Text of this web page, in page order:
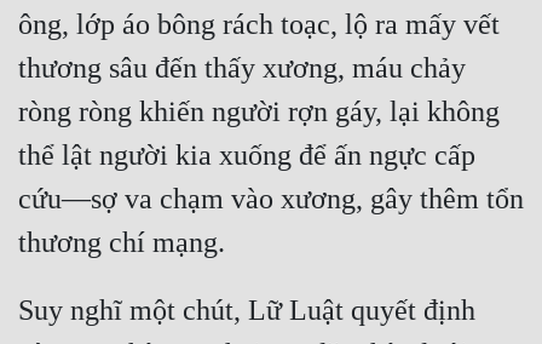
Triều Đấu
Trùng Sinh
Trọng Sinh
Tu Chân
Tu Tiên
Vô Địch
ông, lớp áo bông rách toạc, lộ ra mấy vết
thương sâu đến thấy xương, máu chảy
ròng ròng khiến người rợn gáy, lại không
thể lật người kia xuống để ấn ngực cấp
cứu—sợ va chạm vào xương, gây thêm tổn
Suy nghĩ một chút, Lữ Luật quyết định